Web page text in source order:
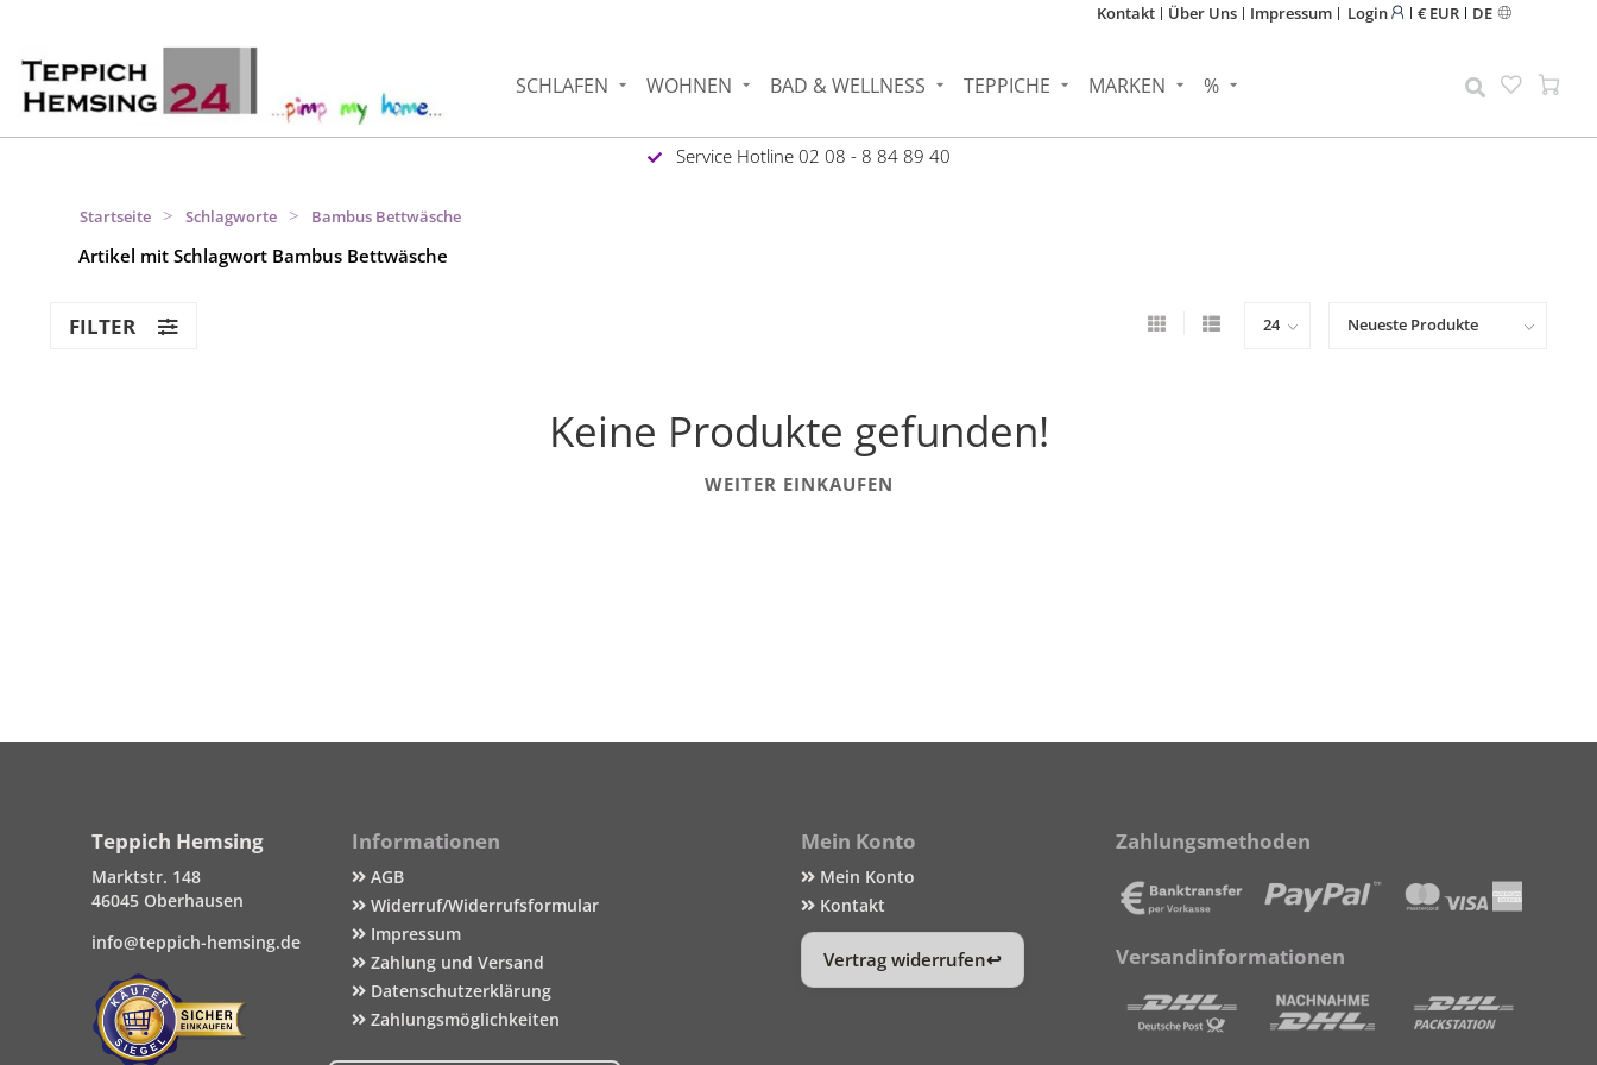
Kontakt Über Uns Impressum Login € EUR DE
SCHLAFEN WOHNEN BAD & WELLNESS TEPPICHE MARKEN %
Service Hotline 02 08 - 8 84 89 40
Startseite > Schlagworte > Bambus Bettwäsche
Artikel mit Schlagwort Bambus Bettwäsche
FILTER
Keine Produkte gefunden!
WEITER EINKAUFEN
Teppich Hemsing
Marktstr. 148
46045 Oberhausen
info@teppich-hemsing.de
Informationen
AGB
Widerruf/Widerrufsformular
Impressum
Zahlung und Versand
Datenschutzerklärung
Zahlungsmöglichkeiten
Mein Konto
Mein Konto
Kontakt
Vertrag widerrufen
Zahlungsmethoden
Versandinformationen